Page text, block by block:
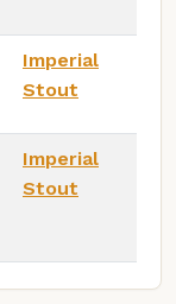
Imperial
Stout
Imperial
Stout